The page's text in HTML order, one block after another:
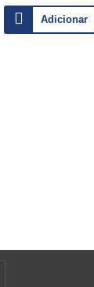
Adicionar